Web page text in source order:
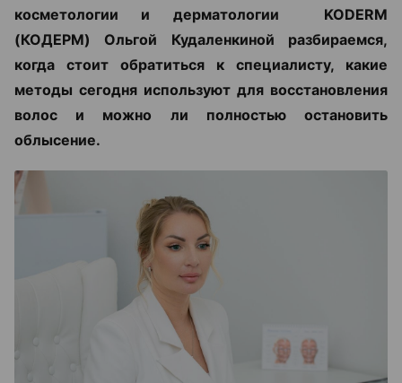
косметологии и дерматологии KODERM
(КОДЕРМ) Ольгой Кудаленкиной разбираемся,
когда стоит обратиться к специалисту, какие
методы сегодня используют для восстановления
волос и можно ли полностью остановить
облысение.